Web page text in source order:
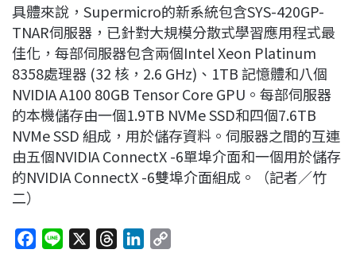
具體來說，Supermicro的新系統包含SYS-420GP-
TNAR伺服器，已針對大規模分散式學習應用程式最
佳化，每部伺服器包含兩個Intel Xeon Platinum
8358處理器 (32 核，2.6 GHz)、1TB 記憶體和八個
NVIDIA A100 80GB Tensor Core GPU。每部伺服器
的本機儲存由一個1.9TB NVMe SSD和四個7.6TB
NVMe SSD 組成，用於儲存資料。伺服器之間的互連
由五個NVIDIA ConnectX -6單埠介面和一個用於儲存
的NVIDIA ConnectX -6雙埠介面組成。（記者／竹
二）